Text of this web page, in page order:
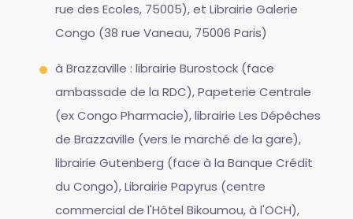
rue des Ecoles, 75005), et Librairie Galerie
Congo (38 rue Vaneau, 75006 Paris)
à Brazzaville : librairie Burostock (face
ambassade de la RDC), Papeterie Centrale
(ex Congo Pharmacie), librairie Les Dépêches
de Brazzaville (vers le marché de la gare),
librairie Gutenberg (face à la Banque Crédit
du Congo), Librairie Papyrus (centre
commercial de l'Hôtel Bikoumou, à l'OCH),